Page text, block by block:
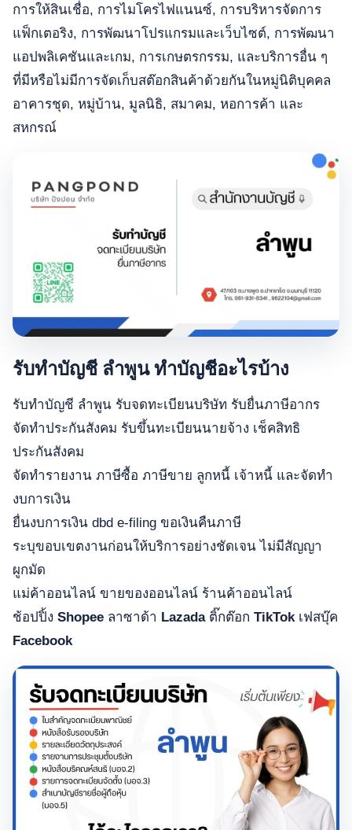
การให้สินเชื่อ, การไมโครไฟแนนซ์, การบริหารจัดการ
แฟ็กเตอริง, การพัฒนาโปรแกรมและเว็บไซต์, การพัฒนา
แอปพลิเคชันและเกม, การเกษตรกรรม, และบริการอื่น ๆ
ที่มีหรือไม่มีการจัดเก็บสต๊อกสินค้าด้วยกันในหมู่นิติบุคคล
อาคารชุด, หมู่บ้าน, มูลนิธิ, สมาคม, หอการค้า และ
สหกรณ์
รับทำบัญชี ลำพูน ทำบัญชีอะไรบ้าง
รับทำบัญชี ลำพูน รับจดทะเบียนบริษัท รับยื่นภาษีอากร
จัดทำประกันสังคม รับขึ้นทะเบียนนายจ้าง เช็คสิทธิ
ประกันสังคม
จัดทำรายงาน ภาษีซื้อ ภาษีขาย ลูกหนี้ เจ้าหนี้ และจัดทำ
งบการเงิน
ยื่นงบการเงิน dbd e-filing ขอเงินคืนภาษี
ระบุขอบเขตงานก่อนให้บริการอย่างชัดเจน ไม่มีสัญญา
ผูกมัด
แม่ค้าออนไลน์ ขายของออนไลน์ ร้านค้าออนไลน์
ช้อปปิ้ง Shopee ลาซาด้า Lazadaติ๊กต๊อก TikTokเฟสบุ๊ค
Facebook